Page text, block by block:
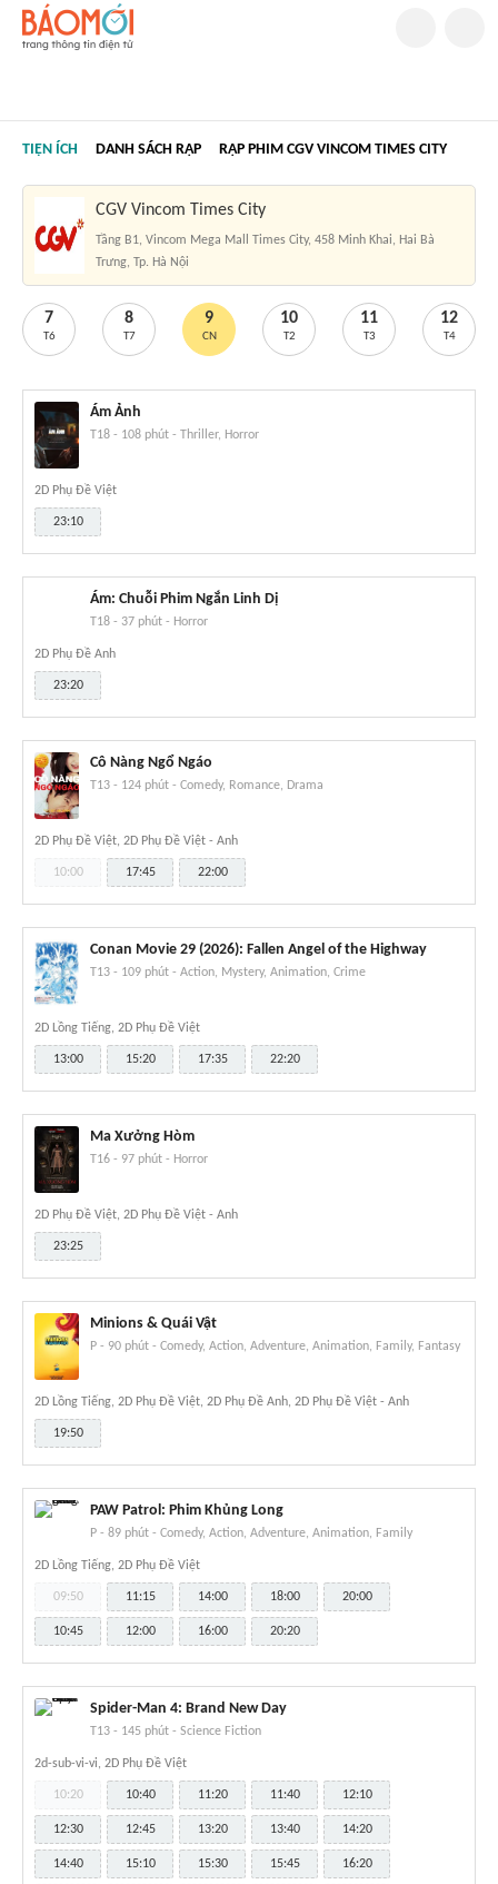
TIỆN ÍCH DANH SÁCH RẠP RẠP PHIM CGV VINCOM TIMES CITY
CGV Vincom Times City
Tầng B1, Vincom Mega Mall Times City, 458 Minh Khai, Hai Bà
Trưng, Tp. Hà Nội
7
T6
8
T7
9
CN
10
T2
11
T3
12
T4
Ám Ảnh
T18 - 108 phút - Thriller, Horror
2D Phụ Đề Việt
23:10
Ám: Chuỗi Phim Ngắn Linh Dị
T18 - 37 phút - Horror
2D Phụ Đề Anh
23:20
Cô Nàng Ngổ Ngáo
T13 - 124 phút - Comedy, Romance, Drama
2D Phụ Đề Việt, 2D Phụ Đề Việt - Anh
10:00 17:45 22:00
Conan Movie 29 (2026): Fallen Angel of the Highway
T13 - 109 phút - Action, Mystery, Animation, Crime
2D Lồng Tiếng, 2D Phụ Đề Việt
13:00 15:20 17:35 22:20
Ma Xưởng Hòm
T16 - 97 phút - Horror
2D Phụ Đề Việt, 2D Phụ Đề Việt - Anh
23:25
Minions & Quái Vật
P - 90 phút - Comedy, Action, Adventure, Animation, Family, Fantasy
2D Lồng Tiếng, 2D Phụ Đề Việt, 2D Phụ Đề Anh, 2D Phụ Đề Việt - Anh
19:50
PAW Patrol: Phim Khủng Long
P - 89 phút - Comedy, Action, Adventure, Animation, Family
2D Lồng Tiếng, 2D Phụ Đề Việt
09:50 11:15 14:00 18:00 20:00
10:45 12:00 16:00 20:20
Spider-Man 4: Brand New Day
T13 - 145 phút - Science Fiction
2d-sub-vi-vi, 2D Phụ Đề Việt
10:20 10:40 11:20 11:40 12:10
12:30 12:45 13:20 13:40 14:20
14:40 15:10 15:30 15:45 16:20